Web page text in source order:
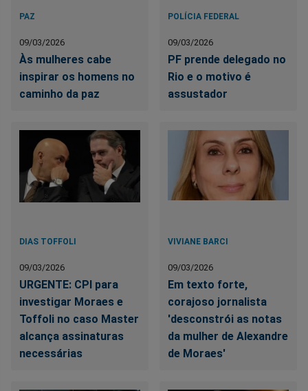
PAZ
09/03/2026
Às mulheres cabe
inspirar os homens no
caminho da paz
POLÍCIA FEDERAL
09/03/2026
PF prende delegado no
Rio e o motivo é
assustador
DIAS TOFFOLI
09/03/2026
URGENTE: CPI para
investigar Moraes e
Toffoli no caso Master
alcança assinaturas
necessárias
VIVIANE BARCI
09/03/2026
Em texto forte,
corajoso jornalista
'desconstrói as notas
da mulher de Alexandre
de Moraes'